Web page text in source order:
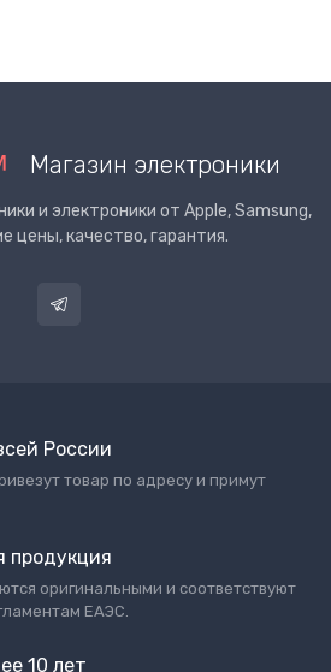
Магазин электроники
и электроники от Apple, Samsung,
цены, качество, гарантия.
России
товар по адресу и примут
продукция
оригинальными и соответствуют
ЕАЭС.
10 лет